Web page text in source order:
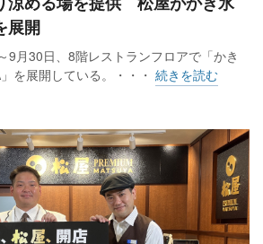
展開
9月30日、8階レストランフロアで「かき
を展開している。・・・ 続きを読む